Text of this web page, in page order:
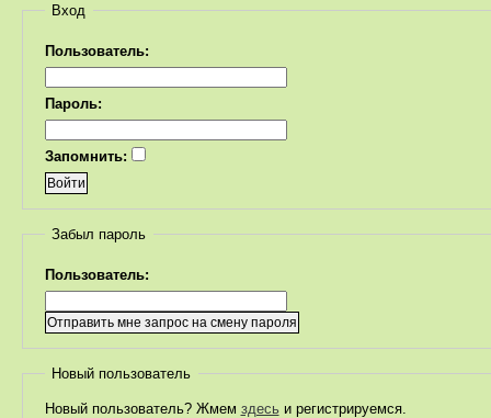
Вход
Пользователь:
Пароль:
Запомнить:
Забыл пароль
Пользователь:
Новый пользователь
Новый пользователь? Жмем здесьи регистрируемся.